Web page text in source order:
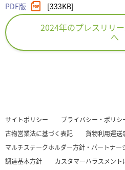
PDF版 [333KB]
2024年のプレスリリ
へ
サイトポリシー プライバシー・ポリシ
古物営業法に基づく表記
貨物利用運送
マルチステークホルダー方針・パートナー
調達基本方針
カスタマーハラスメン